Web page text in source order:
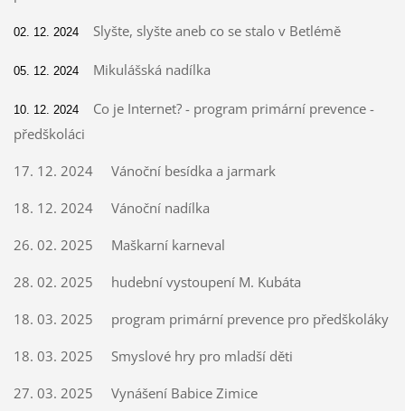
02. 12. 2024 Slyšte, slyšte aneb co se stalo v Betlémě
05. 12. 2024 Mikulášská nadílka
10. 12. 2024
Co je Internet? - program primární prevence -
předškoláci
17. 12. 2024 Vánoční besídka a jarmark
18. 12. 2024 Vánoční nadílka
26. 02. 2025 Maškarní karneval
28. 02. 2025 hudební vystoupení M. Kubáta
18. 03. 2025 program primární prevence pro předškoláky
18. 03. 2025 Smyslové hry pro mladší děti
27. 03. 2025 Vynášení Babice Zimice